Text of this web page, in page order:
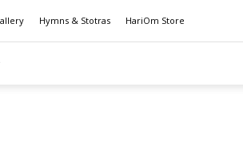
Hymns & Stotras HariOm Store